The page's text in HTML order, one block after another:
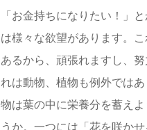
「お金持ちになりたい！」
は様々な欲望があります。
あるから、頑張れますし、
れは動物、植物も例外では
物は葉の中に栄養分を蓄え
うか。一つには「花を咲か